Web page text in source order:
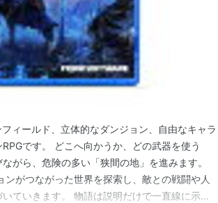
ィールド、立体的なダンジョン、自由なキャラ
です。 どこへ向かうか、どの武器を使う
がら、危険の多い「狭間の地」を進みます。
がつながった世界を探索し、敵との戦闘や人
ていきます。 物語は説明だけで一直線に示さ